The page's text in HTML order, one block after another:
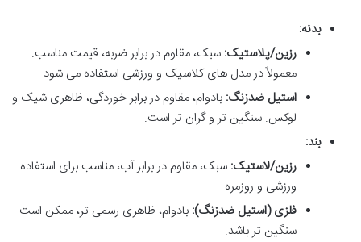
بدنه:
رزین/پلاستیک: سبک، مقاوم در برابر ضربه، قیمت مناسب.
معمولاً در مدل های کلاسیک و ورزشی استفاده می شود.
استیل ضدزنگ: بادوام، مقاوم در برابر خوردگی، ظاهری شیک و
لوکس. سنگین تر و گران تر است.
بند:
رزین/لاستیک: سبک، مقاوم در برابر آب، مناسب برای استفاده
ورزشی و روزمره.
فلزی (استیل ضدزنگ): بادوام، ظاهری رسمی تر، ممکن است
سنگین تر باشد.